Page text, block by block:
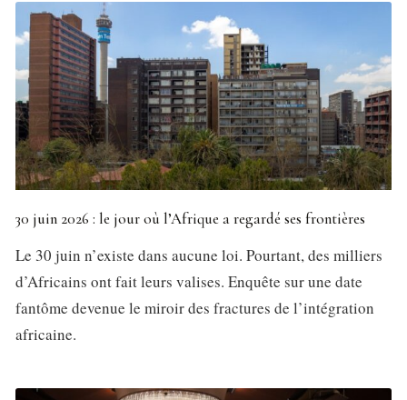
30 juin 2026 : le jour où l’Afrique a regardé ses frontières
Le 30 juin n’existe dans aucune loi. Pourtant, des milliers
d’Africains ont fait leurs valises. Enquête sur une date
fantôme devenue le miroir des fractures de l’intégration
africaine.